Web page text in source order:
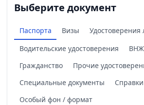
Выберите документ
Паспорта Визы
Удостоверения
Водительские удостоверения
Гражданство
Прочие
Специальные документы
Особый фон / формат